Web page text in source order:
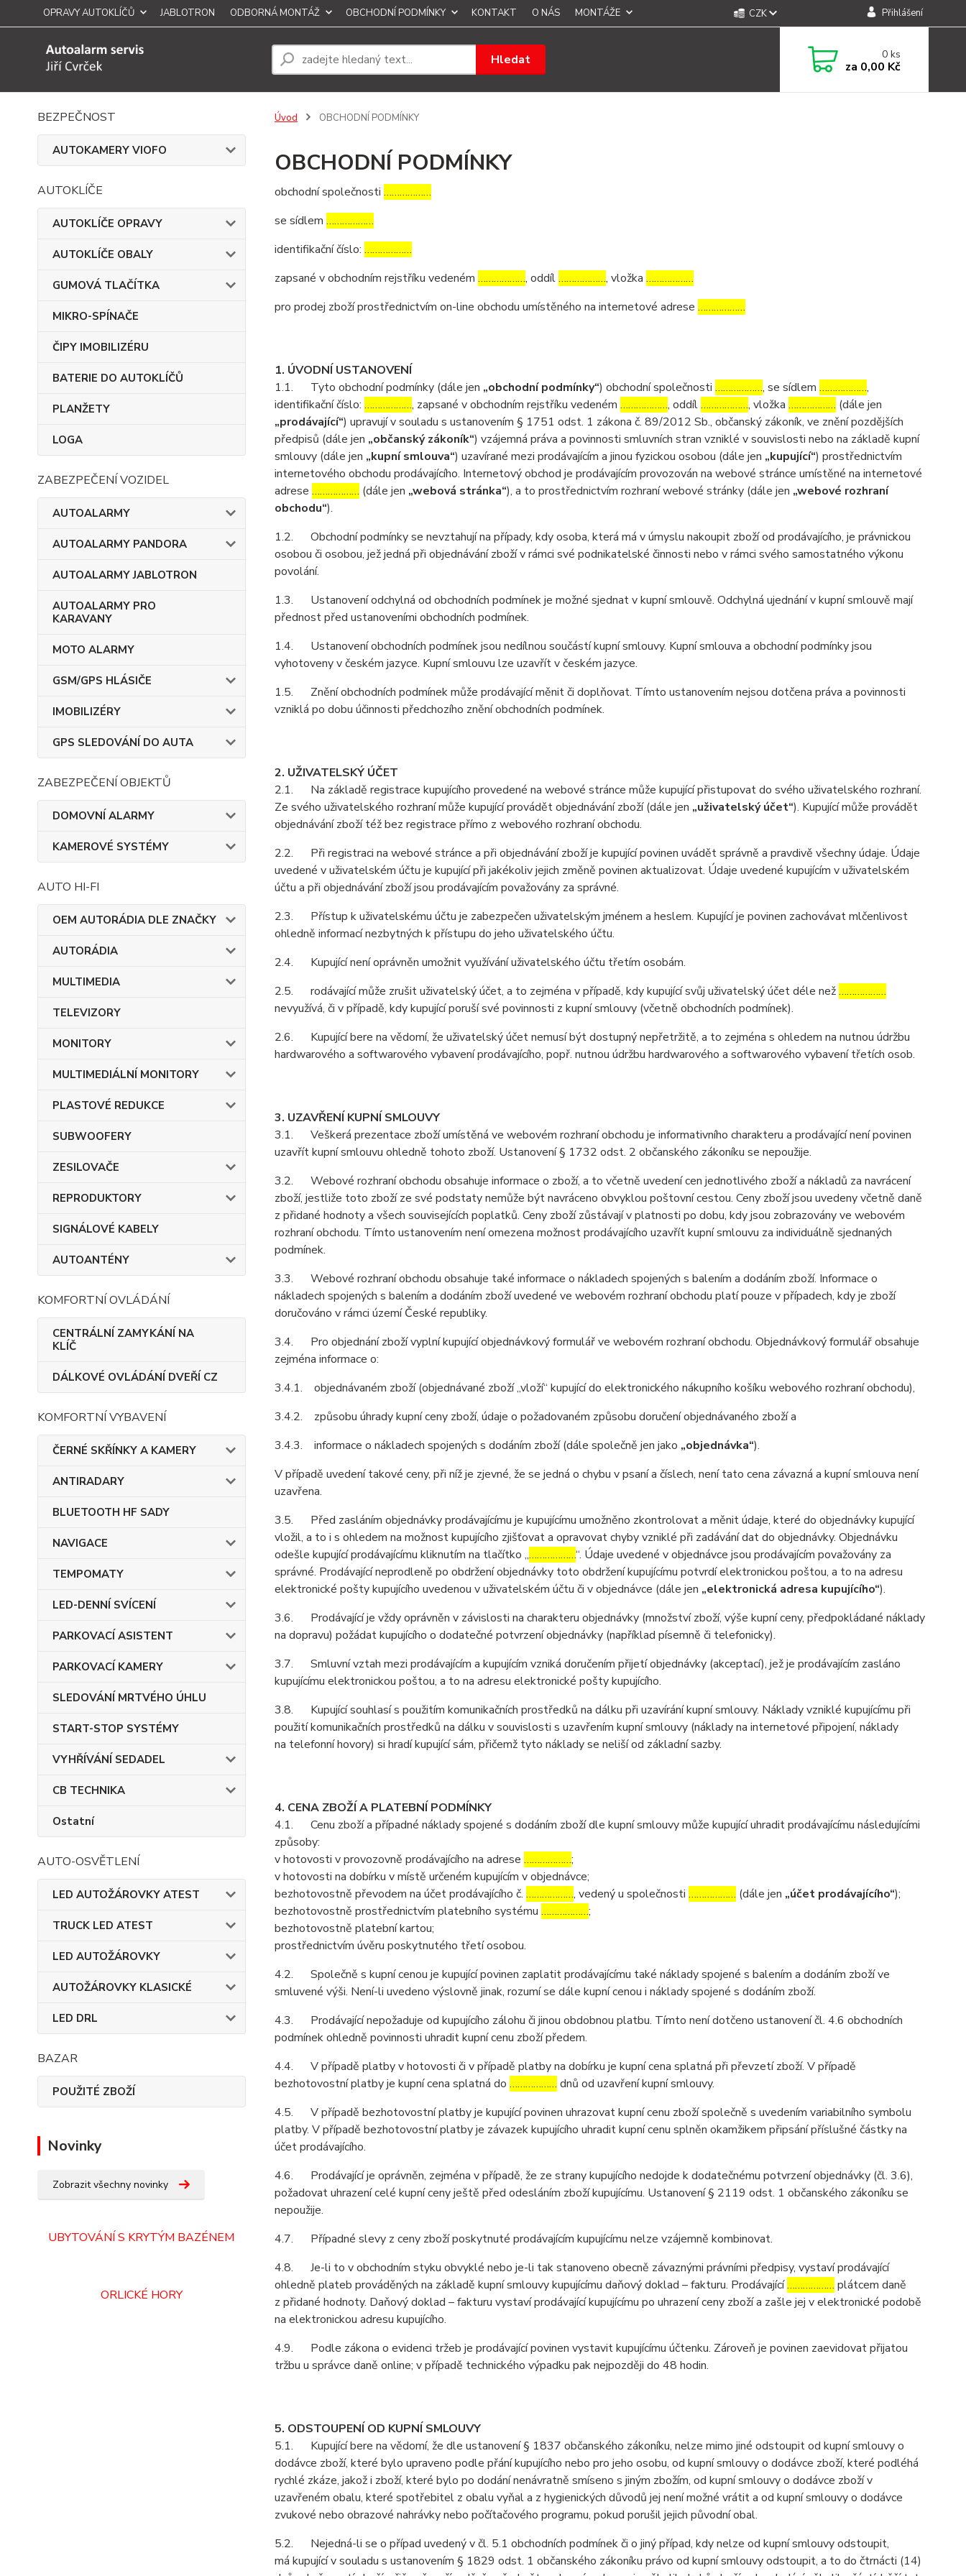
OPRAVY AUTOKLÍČŮ JABLOTRON ODBORNÁ MONTÁŽ OBCHODNÍ PODMÍNKY KONTAKT O NÁS MONTÁŽE CZK Přihlášení
Hledat 0ks
za 0,00 Kč
BEZPEČNOST
AUTOKAMERY VIOFO
AUTOKLÍČE
AUTOKLÍČE OPRAVY
AUTOKLÍČE OBALY
GUMOVÁ TLAČÍTKA
MIKRO-SPÍNAČE
ČIPY IMOBILIZÉRU
BATERIE DO AUTOKLÍČŮ
PLANŽETY
LOGA
ZABEZPEČENÍ VOZIDEL
AUTOALARMY
AUTOALARMY PANDORA
AUTOALARMY JABLOTRON
AUTOALARMY PRO
KARAVANY
MOTO ALARMY
GSM/GPS HLÁSIČE
IMOBILIZÉRY
GPS SLEDOVÁNÍ DO AUTA
ZABEZPEČENÍ OBJEKTŮ
DOMOVNÍ ALARMY
KAMEROVÉ SYSTÉMY
AUTO HI-FI
OEM AUTORÁDIA DLE ZNAČKY
AUTORÁDIA
MULTIMEDIA
TELEVIZORY
MONITORY
MULTIMEDIÁLNÍ MONITORY
PLASTOVÉ REDUKCE
SUBWOOFERY
ZESILOVAČE
REPRODUKTORY
SIGNÁLOVÉ KABELY
AUTOANTÉNY
KOMFORTNÍ OVLÁDÁNÍ
CENTRÁLNÍ ZAMYKÁNÍ NA
KLÍČ
DÁLKOVÉ OVLÁDÁNÍ DVEŘÍ CZ
KOMFORTNÍ VYBAVENÍ
ČERNÉ SKŘÍNKY A KAMERY
ANTIRADARY
BLUETOOTH HF SADY
NAVIGACE
TEMPOMATY
LED-DENNÍ SVÍCENÍ
PARKOVACÍ ASISTENT
PARKOVACÍ KAMERY
SLEDOVÁNÍ MRTVÉHO ÚHLU
START-STOP SYSTÉMY
VYHŘÍVÁNÍ SEDADEL
CB TECHNIKA
Ostatní
AUTO-OSVĚTLENÍ
LED AUTOŽÁROVKY ATEST
TRUCK LED ATEST
LED AUTOŽÁROVKY
AUTOŽÁROVKY KLASICKÉ
LED DRL
BAZAR
POUŽITÉ ZBOŽÍ
Novinky
Zobrazit všechny novinky
UBYTOVÁNÍ S KRYTÝM BAZÉNEM
ORLICKÉ HORY
Úvod OBCHODNÍ PODMÍNKY
OBCHODNÍ PODMÍNKY
obchodní společnosti ………………
se sídlem ………………
identifikační číslo: ………………
zapsané v obchodním rejstříku vedeném ………………, oddíl………………, vložka ………………
pro prodej zboží prostřednictvím on-line obchodu umístěného na internetové adrese ………………
1. ÚVODNÍ USTANOVENÍ
1.1. Tyto obchodní podmínky (dále jen „obchodní podmínky“) obchodní společnosti ………………, se sídlem ………………,
identifikační číslo: ………………, zapsané v obchodním rejstříku vedeném ………………, oddíl………………, vložka ……………… (dále jen
„prodávající“) upravují v souladu s ustanovením § 1751 odst. 1 zákona č. 89/2012 Sb., občanský zákoník, ve znění pozdějších
předpisů (dále jen „občanský zákoník“) vzájemná práva a povinnosti smluvních stran vzniklé v souvislosti nebo na základě kupní
smlouvy (dále jen „kupní smlouva“) uzavírané mezi prodávajícím a jinou fyzickou osobou (dále jen „kupující“) prostřednictvím
internetového obchodu prodávajícího. Internetový obchod je prodávajícím provozován na webové stránce umístěné na internetové
adrese ……………… (dále jen „webová stránka“), a to prostřednictvím rozhraní webové stránky (dále jen „webové rozhraní
obchodu“).
1.2. Obchodní podmínky se nevztahují na případy, kdy osoba, která má v úmyslu nakoupit zboží od prodávajícího, je právnickou
osobou či osobou, jež jedná při objednávání zboží v rámci své podnikatelské činnosti nebo v rámci svého samostatného výkonu
povolání.
1.3. Ustanovení odchylná od obchodních podmínek je možné sjednat v kupní smlouvě. Odchylná ujednání v kupní smlouvě mají
přednost před ustanoveními obchodních podmínek.
1.4. Ustanovení obchodních podmínek jsou nedílnou součástí kupní smlouvy. Kupní smlouva a obchodní podmínky jsou
vyhotoveny v českém jazyce. Kupní smlouvu lze uzavřít v českém jazyce.
1.5. Znění obchodních podmínek může prodávající měnit či doplňovat. Tímto ustanovením nejsou dotčena práva a povinnosti
vzniklá po dobu účinnosti předchozího znění obchodních podmínek.
2. UŽIVATELSKÝ ÚČET
2.1. Na základě registrace kupujícího provedené na webové stránce může kupující přistupovat do svého uživatelského rozhraní.
Ze svého uživatelského rozhraní může kupující provádět objednávání zboží (dále jen „uživatelský účet“). Kupující může provádět
objednávání zboží též bez registrace přímo z webového rozhraní obchodu.
2.2. Při registraci na webové stránce a při objednávání zboží je kupující povinen uvádět správně a pravdivě všechny údaje. Údaje
uvedené v uživatelském účtu je kupující při jakékoliv jejich změně povinen aktualizovat. Údaje uvedené kupujícím v uživatelském
účtu a při objednávání zboží jsou prodávajícím považovány za správné.
2.3. Přístup k uživatelskému účtu je zabezpečen uživatelským jménem a heslem. Kupující je povinen zachovávat mlčenlivost
ohledně informací nezbytných k přístupu do jeho uživatelského účtu.
2.4. Kupující není oprávněn umožnit využívání uživatelského účtu třetím osobám.
2.5. rodávající může zrušit uživatelský účet, a to zejména v případě, kdy kupující svůj uživatelský účet déle než………………
nevyužívá, či v případě, kdy kupující poruší své povinnosti z kupní smlouvy (včetně obchodních podmínek).
2.6. Kupující bere na vědomí, že uživatelský účet nemusí být dostupný nepřetržitě, a to zejména s ohledem na nutnou údržbu
hardwarového a softwarového vybavení prodávajícího, popř. nutnou údržbu hardwarového a softwarového vybavení třetích osob.
3. UZAVŘENÍ KUPNÍ SMLOUVY
3.1. Veškerá prezentace zboží umístěná ve webovém rozhraní obchodu je informativního charakteru a prodávající není povinen
uzavřít kupní smlouvu ohledně tohoto zboží. Ustanovení § 1732 odst. 2 občanského zákoníku se nepoužije.
3.2. Webové rozhraní obchodu obsahuje informace o zboží, a to včetně uvedení cen jednotlivého zboží a nákladů za navrácení
zboží, jestliže toto zboží ze své podstaty nemůže být navráceno obvyklou poštovní cestou. Ceny zboží jsou uvedeny včetně daně
z přidané hodnoty a všech souvisejících poplatků. Ceny zboží zůstávají v platnosti po dobu, kdy jsou zobrazovány ve webovém
rozhraní obchodu. Tímto ustanovením není omezena možnost prodávajícího uzavřít kupní smlouvu za individuálně sjednaných
podmínek.
3.3. Webové rozhraní obchodu obsahuje také informace o nákladech spojených s balením a dodáním zboží. Informace o
nákladech spojených s balením a dodáním zboží uvedené ve webovém rozhraní obchodu platí pouze v případech, kdy je zboží
doručováno v rámci území České republiky.
3.4. Pro objednání zboží vyplní kupující objednávkový formulář ve webovém rozhraní obchodu. Objednávkový formulář obsahuje
zejména informace o:
3.4.1. objednávaném zboží (objednávané zboží „vloží“ kupující do elektronického nákupního košíku webového rozhraní obchodu),
3.4.2. způsobu úhrady kupní ceny zboží, údaje o požadovaném způsobu doručení objednávaného zboží a
3.4.3. informace o nákladech spojených s dodáním zboží (dále společně jen jako „objednávka“).
V případě uvedení takové ceny, při níž je zjevné, že se jedná o chybu v psaní a číslech, není tato cena závazná a kupní smlouva není
uzavřena.
3.5. Před zasláním objednávky prodávajícímu je kupujícímu umožněno zkontrolovat a měnit údaje, které do objednávky kupující
vložil, a to i s ohledem na možnost kupujícího zjišťovat a opravovat chyby vzniklé při zadávání dat do objednávky. Objednávku
odešle kupující prodávajícímu kliknutím na tlačítko „………………“. Údaje uvedené v objednávce jsou prodávajícím považovány za
správné. Prodávající neprodleně po obdržení objednávky toto obdržení kupujícímu potvrdí elektronickou poštou, a to na adresu
elektronické pošty kupujícího uvedenou v uživatelském účtu či v objednávce (dále jen „elektronická adresa kupujícího“).
3.6. Prodávající je vždy oprávněn v závislosti na charakteru objednávky (množství zboží, výše kupní ceny, předpokládané náklady
na dopravu) požádat kupujícího o dodatečné potvrzení objednávky (například písemně či telefonicky).
3.7. Smluvní vztah mezi prodávajícím a kupujícím vzniká doručením přijetí objednávky (akceptací), jež je prodávajícím zasláno
kupujícímu elektronickou poštou, a to na adresu elektronické pošty kupujícího.
3.8. Kupující souhlasí s použitím komunikačních prostředků na dálku při uzavírání kupní smlouvy. Náklady vzniklé kupujícímu při
použití komunikačních prostředků na dálku v souvislosti s uzavřením kupní smlouvy (náklady na internetové připojení, náklady
na telefonní hovory) si hradí kupující sám, přičemž tyto náklady se neliší od základní sazby.
4. CENA ZBOŽÍ A PLATEBNÍ PODMÍNKY
4.1. Cenu zboží a případné náklady spojené s dodáním zboží dle kupní smlouvy může kupující uhradit prodávajícímu následujícími
způsoby:
v hotovosti v provozovně prodávajícího na adrese ………………;
v hotovosti na dobírku v místě určeném kupujícím v objednávce;
bezhotovostně převodem na účet prodávajícího č. ………………, vedený u společnosti ……………… (dále jen „účet prodávajícího“);
bezhotovostně prostřednictvím platebního systému ………………;
bezhotovostně platební kartou;
prostřednictvím úvěru poskytnutého třetí osobou.
4.2. Společně s kupní cenou je kupující povinen zaplatit prodávajícímu také náklady spojené s balením a dodáním zboží ve
smluvené výši. Není-li uvedeno výslovně jinak, rozumí se dále kupní cenou i náklady spojené s dodáním zboží.
4.3. Prodávající nepožaduje od kupujícího zálohu či jinou obdobnou platbu. Tímto není dotčeno ustanovení čl. 4.6 obchodních
podmínek ohledně povinnosti uhradit kupní cenu zboží předem.
4.4. V případě platby v hotovosti či v případě platby na dobírku je kupní cena splatná při převzetí zboží. V případě
bezhotovostní platby je kupní cena splatná do ……………… dnů od uzavření kupní smlouvy.
4.5. V případě bezhotovostní platby je kupující povinen uhrazovat kupní cenu zboží společně s uvedením variabilního symbolu
platby. V případě bezhotovostní platby je závazek kupujícího uhradit kupní cenu splněn okamžikem připsání příslušné částky na
účet prodávajícího.
4.6. Prodávající je oprávněn, zejména v případě, že ze strany kupujícího nedojde k dodatečnému potvrzení objednávky (čl. 3.6),
požadovat uhrazení celé kupní ceny ještě před odesláním zboží kupujícímu. Ustanovení § 2119 odst. 1 občanského zákoníku se
nepoužije.
4.7. Případné slevy z ceny zboží poskytnuté prodávajícím kupujícímu nelze vzájemně kombinovat.
4.8. Je-li to v obchodním styku obvyklé nebo je-li tak stanoveno obecně závaznými právními předpisy, vystaví prodávající
ohledně plateb prováděných na základě kupní smlouvy kupujícímu daňový doklad – fakturu. Prodávající……………… plátcem daně
z přidané hodnoty. Daňový doklad – fakturu vystaví prodávající kupujícímu po uhrazení ceny zboží a zašle jej v elektronické podobě
na elektronickou adresu kupujícího.
4.9. Podle zákona o evidenci tržeb je prodávající povinen vystavit kupujícímu účtenku. Zároveň je povinen zaevidovat přijatou
tržbu u správce daně online; v případě technického výpadku pak nejpozději do 48 hodin.
5. ODSTOUPENÍ OD KUPNÍ SMLOUVY
5.1. Kupující bere na vědomí, že dle ustanovení § 1837 občanského zákoníku, nelze mimo jiné odstoupit od kupní smlouvy o
dodávce zboží, které bylo upraveno podle přání kupujícího nebo pro jeho osobu, od kupní smlouvy o dodávce zboží, které podléhá
rychlé zkáze, jakož i zboží, které bylo po dodání nenávratně smíseno s jiným zbožím, od kupní smlouvy o dodávce zboží v
uzavřeném obalu, které spotřebitel z obalu vyňal a z hygienických důvodů jej není možné vrátit a od kupní smlouvy o dodávce
zvukové nebo obrazové nahrávky nebo počítačového programu, pokud porušil jejich původní obal.
5.2. Nejedná-li se o případ uvedený v čl. 5.1 obchodních podmínek či o jiný případ, kdy nelze od kupní smlouvy odstoupit,
má kupující v souladu s ustanovením § 1829 odst. 1 občanského zákoníku právo od kupní smlouvy odstoupit, a to do čtrnácti (14)